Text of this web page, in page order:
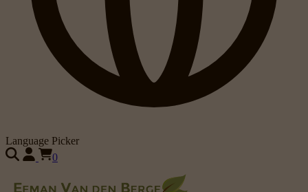
Language Picker
0